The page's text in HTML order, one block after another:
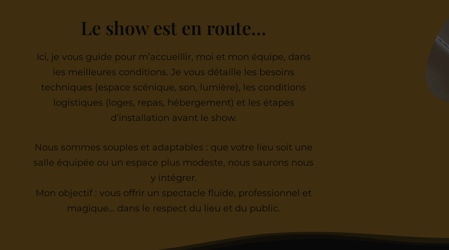
Le show est en route…
Ici, je vous guide pour m’accueillir, moi et mon équipe, dans
les meilleures conditions. Je vous détaille les besoins
techniques (espace scénique, son, lumière), les conditions
logistiques (loges, repas, hébergement) et les étapes
d’installation avant le show.
Nous sommes souples et adaptables : que votre lieu soit une
salle équipée ou un espace plus modeste, nous saurons nous
y intégrer.
Mon objectif : vous offrir un spectacle fluide, professionnel et
magique… dans le respect du lieu et du public.